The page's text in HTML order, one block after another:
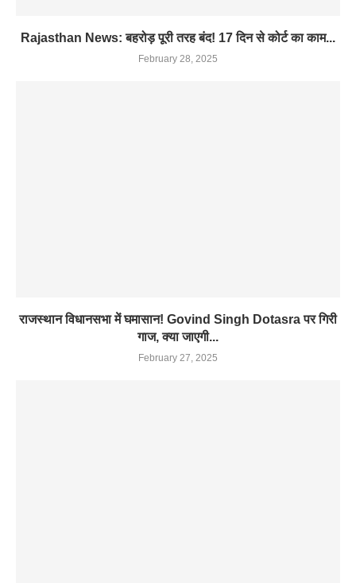
Rajasthan News: बहरोड़ पूरी तरह बंद! 17 दिन से कोर्ट का काम...
February 28, 2025
राजस्थान विधानसभा में घमासान! Govind Singh Dotasra पर गिरी
गाज, क्या जाएगी...
February 27, 2025